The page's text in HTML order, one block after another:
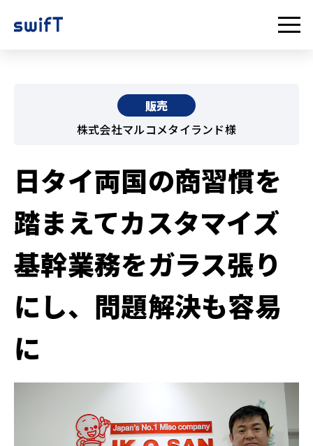
販売
株式会社マルコメタイランド様
日タイ両国の商習慣を
踏まえてカスタマイズ
基幹業務をガラス張り
にし、問題解決も容易
に